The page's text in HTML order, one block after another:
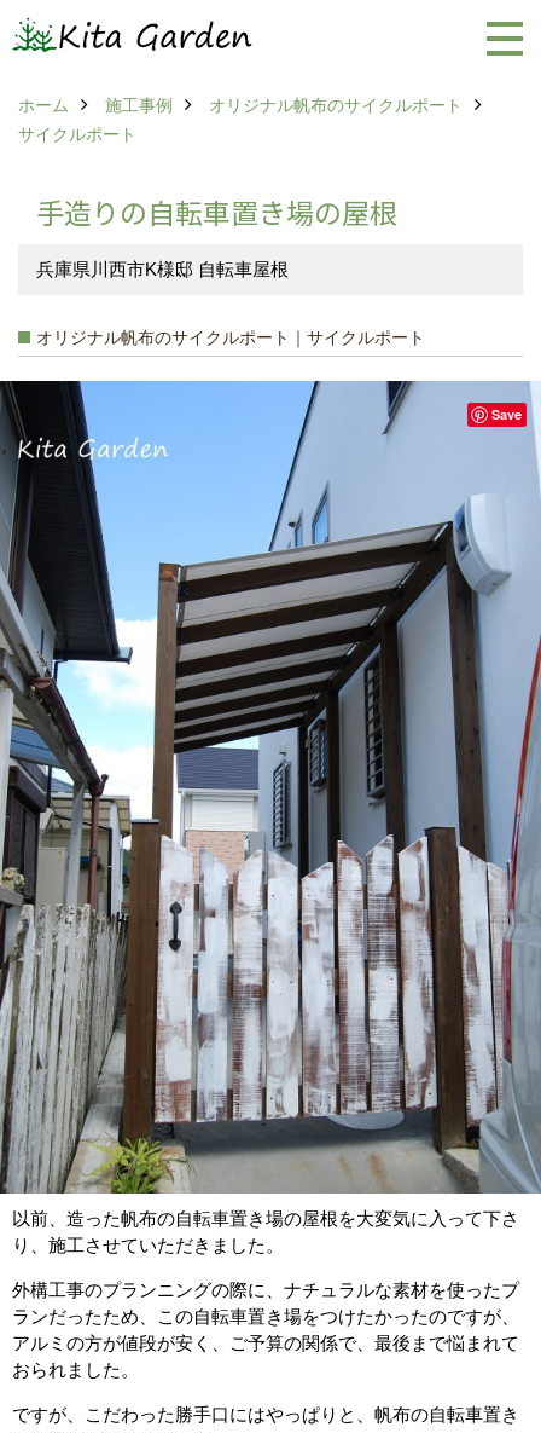
ホーム 施工事例
オリジナル帆布のサイクルポート
サイクルポート
手造りの自転車置き場の屋根
兵庫県川西市K様邸 自転車屋根
オリジナル帆布のサイクルポート｜サイクルポート
以前、造った帆布の自転車置き場の屋根を大変気に入って下さ
り、施工させていただきました。
外構工事のプランニングの際に、ナチュラルな素材を使ったプ
ランだったため、この自転車置き場をつけたかったのですが、
アルミの方が値段が安く、ご予算の関係で、最後まで悩まれて
おられました。
ですが、こだわった勝手口にはやっぱりと、帆布の自転車置き
Save